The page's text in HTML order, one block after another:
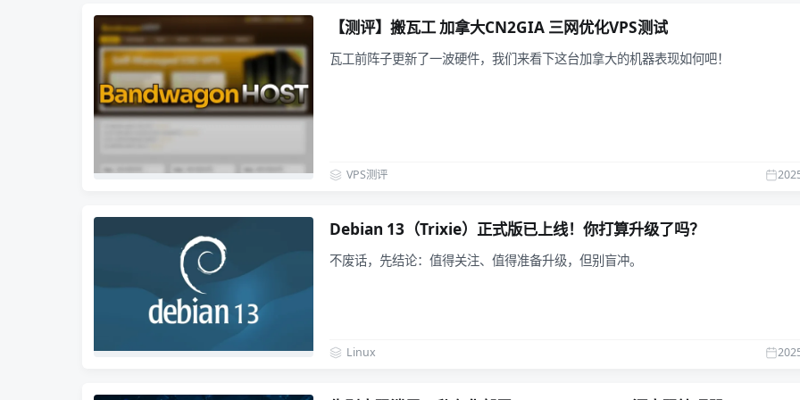
【测评】搬瓦工 加拿大CN2GIA 三网优化VPS测试
瓦工前阵子更新了一波硬件，我们来看下这台加拿大的机器表现如何吧！
VPS测评
Debian 13（Trixie）正式版已上线！你打算升级了吗？
不废话，先结论：值得关注、值得准备升级，但别盲冲。
Linux